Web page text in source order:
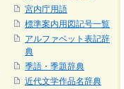
宮内庁用語
標準案内用図記号一覧
アルファベット表記辞
典
季語・季題辞典
近代文学作品名辞典